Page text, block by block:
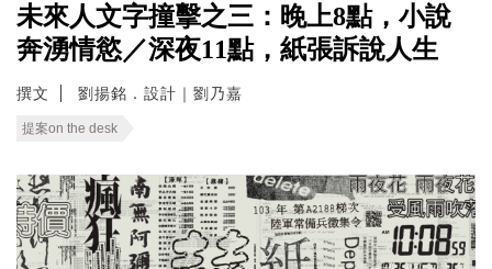
未來人文字撞擊之三：晚上8點，小說
奔湧情慾／深夜11點，紙張訴說人生
撰文 劉揚銘．設計｜劉乃嘉
提案on the desk